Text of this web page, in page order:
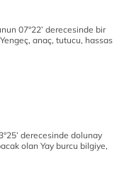
07°22’ derecesinde bir
anaç, tutucu, hassas
derecesinde dolunay
olan Yay burcu bilgiye,